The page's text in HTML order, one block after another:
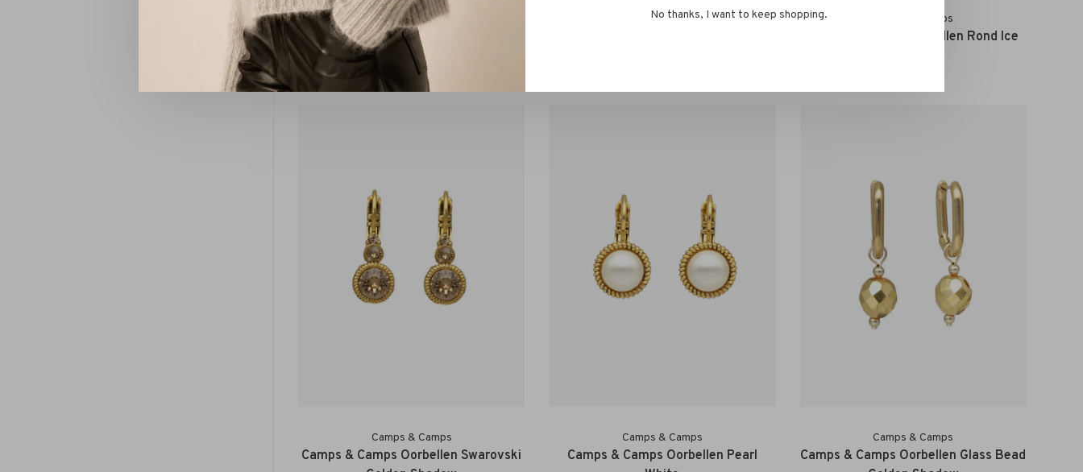
Camps & Camps
Camps & Camps Swarovski Black
Diamond
€35,00
Camps & Camps Camps & Camps
Camps & Camps Oorbellen Rond Ice
Camps & Camps
Camps & Camps Oorbellen Swarovski
Camps & Camps
Camps & Camps Oorbellen Pearl
Camps & Camps
Camps & Camps Oorbellen Glass Bead
No thanks, I want to keep shopping.